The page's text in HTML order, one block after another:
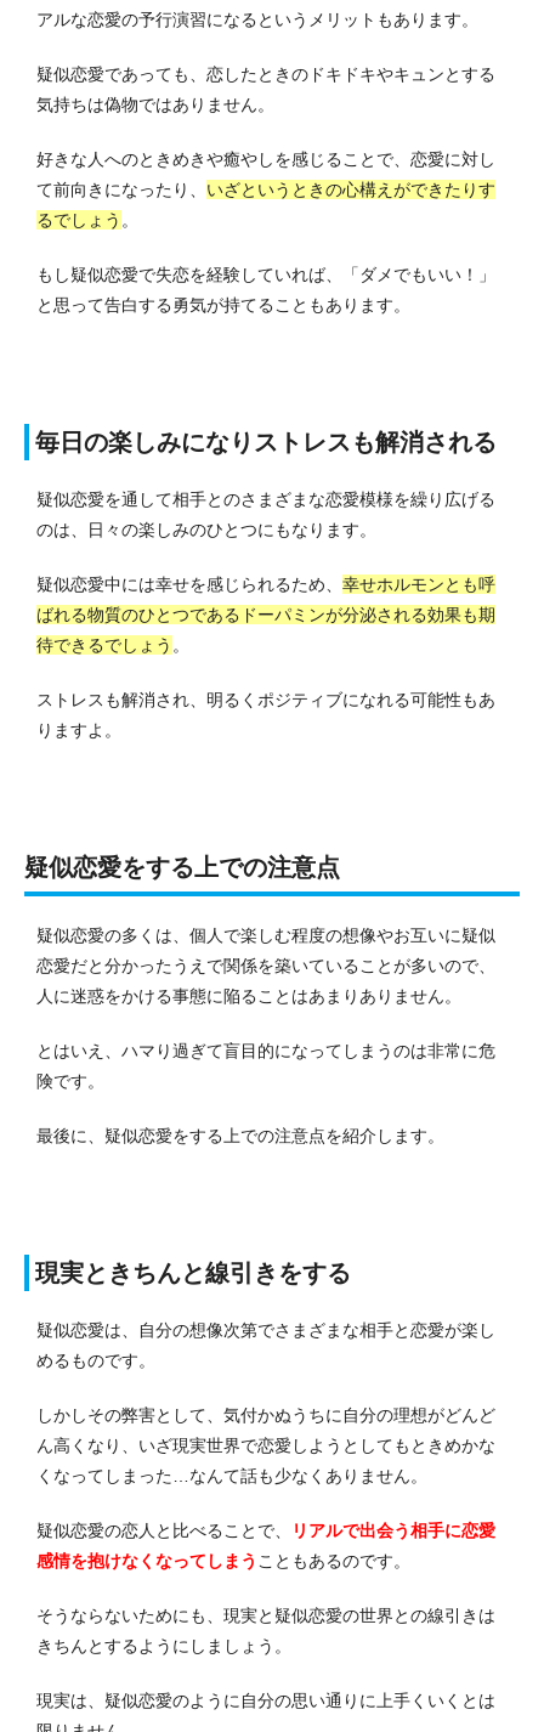
アルな恋愛の予行演習になるというメリットもあります。
疑似恋愛であっても、恋したときのドキドキやキュンとする
気持ちは偽物ではありません。
好きな人へのときめきや癒やしを感じることで、恋愛に対し
て前向きになったり、 いざというときの心構えができたりす
るでしょう 。
もし疑似恋愛で失恋を経験していれば、「ダメでもいい！」
と思って告白する勇気が持てることもあります。
毎日の楽しみになりストレスも解消される
疑似恋愛を通して相手とのさまざまな恋愛模様を繰り広げる
のは、日々の楽しみのひとつにもなります。
疑似恋愛中には幸せを感じられるため、 幸せホルモンとも呼
ばれる物質のひとつであるドーパミンが分泌される効果も期
待できるでしょう 。
ストレスも解消され、明るくポジティブになれる可能性もあ
りますよ。
疑似恋愛をする上での注意点
疑似恋愛の多くは、個人で楽しむ程度の想像やお互いに疑似
恋愛だと分かったうえで関係を築いていることが多いので、
人に迷惑をかける事態に陥ることはあまりありません。
とはいえ、ハマり過ぎて盲目的になってしまうのは非常に危
険です。
最後に、疑似恋愛をする上での注意点を紹介します。
現実ときちんと線引きをする
疑似恋愛は、自分の想像次第でさまざまな相手と恋愛が楽し
めるものです。
しかしその弊害として、気付かぬうちに自分の理想がどんど
ん高くなり、いざ現実世界で恋愛しようとしてもときめかな
くなってしまった…なんて話も少なくありません。
疑似恋愛の恋人と比べることで、
リアルで出会う相手に恋愛
感情を抱けなくなってしまう こともあるのです。
そうならないためにも、現実と疑似恋愛の世界との線引きは
きちんとするようにしましょう。
現実は、疑似恋愛のように自分の思い通りに上手くいくとは